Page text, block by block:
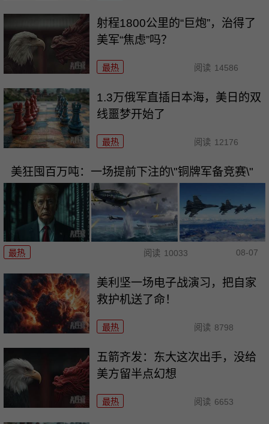
射程1800公里的“巨炮”，治得了
美军“焦虑”吗？
最热 阅读 14586
1.3万俄军直插日本海，美日的双
线噩梦开始了
最热 阅读 12176
美狂囤百万吨：一场提前下注的\"铜牌军备竞赛\"
最热 阅读 10033 08-07
美利坚一场电子战演习，把自家
救护机送了命！
最热 阅读 8798
五箭齐发：东大这次出手，没给
美方留半点幻想
最热 阅读 6653